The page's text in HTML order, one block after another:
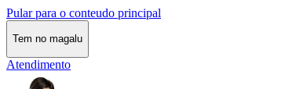
Pular para o conteudo principal
Tem no magalu
Atendimento